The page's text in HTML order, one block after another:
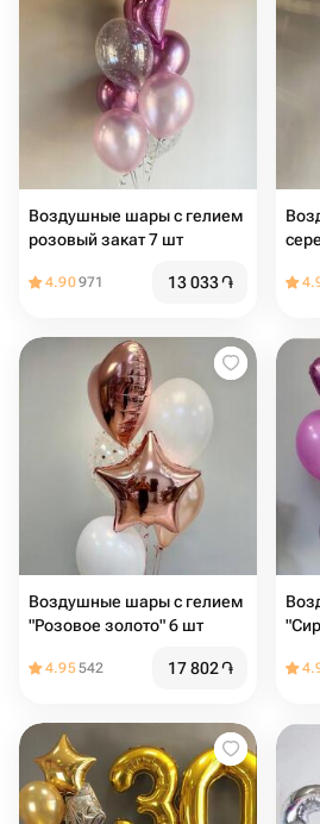
Воздушные шары с гелием
розовый закат 7 шт
4.90971 13 033֏
Воздушные шары с гелием
"Розовое золото" 6 шт
4.95542 17 802֏